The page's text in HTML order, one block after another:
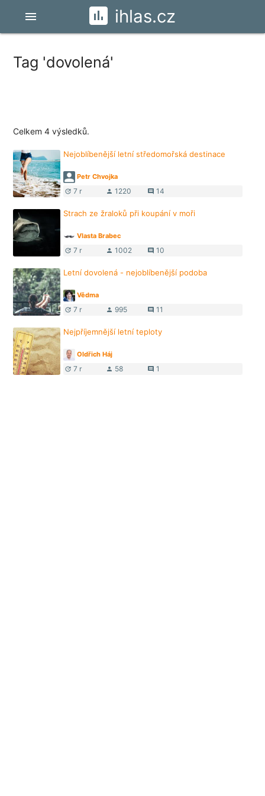
ihlas.cz
menu
Tag 'dovolená'
Celkem 4 výsledků.
Nejoblíbenější letní středomořská destinace
Petr Chvojka
update 7 r person 1220 comment 14
Strach ze žraloků při koupání v moři
Vlasta Brabec
update 7 r person 1002 comment 10
Letní dovolená - nejoblíbenější podoba
Vědma
update 7 r person 995 comment 11
Nejpříjemnější letní teploty
Oldřich Háj
update 7 r person 58 comment 1